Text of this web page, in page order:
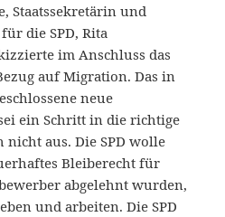
Staatssekretärin und
die SPD, Rita
im Anschluss das
auf Migration. Das in
neue
ein Schritt in die richtige
nicht aus. Die SPD wolle
Bleiberecht für
abgelehnt wurden,
und arbeiten. Die SPD